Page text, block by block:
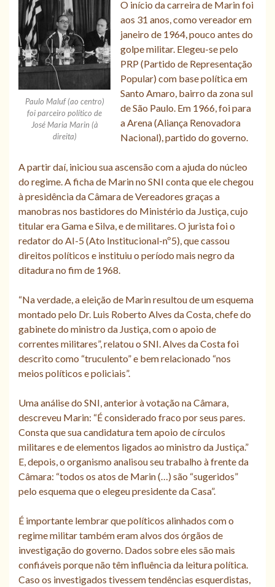
Paulo Maluf (ao centro)
foi parceiro político de
José Maria Marin (à
direita)
O início da carreira de Marin foi
aos 31 anos, como vereador em
janeiro de 1964, pouco antes do
golpe militar. Elegeu-se pelo
PRP (Partido de Representação
Popular) com base política em
Santo Amaro, bairro da zona sul
de São Paulo. Em 1966, foi para
a Arena (Aliança Renovadora
Nacional), partido do governo.
A partir daí, iniciou sua ascensão com a ajuda do núcleo
do regime. A ficha de Marin no SNI conta que ele chegou
à presidência da Câmara de Vereadores graças a
manobras nos bastidores do Ministério da Justiça, cujo
titular era Gama e Silva, e de militares. O jurista foi o
redator do AI-5 (Ato Institucional-nº5), que cassou
direitos políticos e instituiu o período mais negro da
ditadura no fim de 1968.
“Na verdade, a eleição de Marin resultou de um esquema
montado pelo Dr. Luis Roberto Alves da Costa, chefe do
gabinete do ministro da Justiça, com o apoio de
correntes militares”, relatou o SNI. Alves da Costa foi
descrito como “truculento” e bem relacionado “nos
meios políticos e policiais”.
Uma análise do SNI, anterior à votação na Câmara,
descreveu Marin: “É considerado fraco por seus pares.
Consta que sua candidatura tem apoio de círculos
militares e de elementos ligados ao ministro da Justiça.”
E, depois, o organismo analisou seu trabalho à frente da
Câmara: “todos os atos de Marin (…) são “sugeridos”
pelo esquema que o elegeu presidente da Casa”.
É importante lembrar que políticos alinhados com o
regime militar também eram alvos dos órgãos de
investigação do governo. Dados sobre eles são mais
confiáveis porque não têm influência da leitura política.
Caso os investigados tivessem tendências esquerdistas,